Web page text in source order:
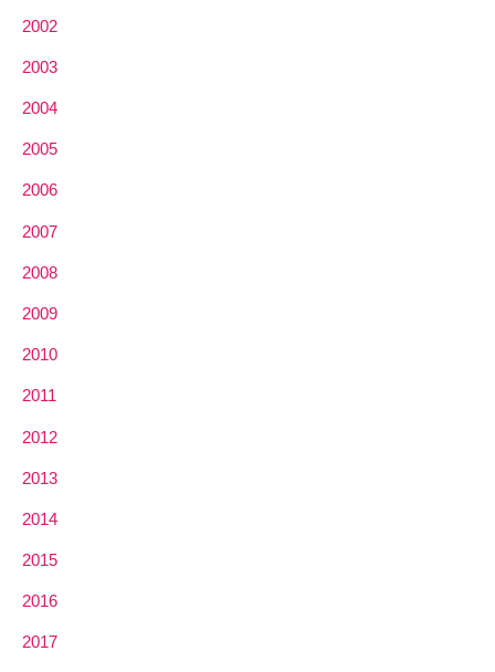
2002
2003
2004
2005
2006
2007
2008
2009
2010
2011
2012
2013
2014
2015
2016
2017